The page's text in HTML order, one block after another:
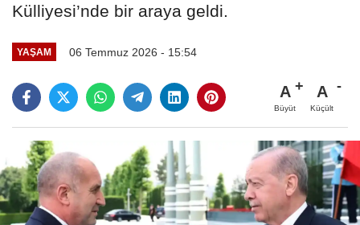
Külliyesi’nde bir araya geldi.
YAŞAM 06 Temmuz 2026 - 15:54
A
Büyüt
A
Küçült